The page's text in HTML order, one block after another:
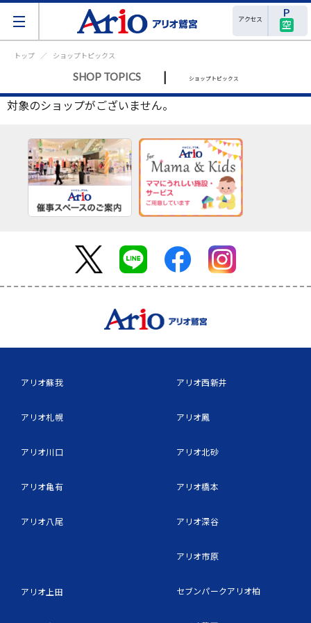
アクセス 空
トップ ショップトピックス
SHOP TOPICS | ショップトピックス
対象のショップがございません。
アリオ蘇我
アリオ札幌
アリオ川口
アリオ亀有
アリオ八尾
アリオ上田
アリオ西新井
アリオ鳳
アリオ北砂
アリオ橋本
アリオ深谷
アリオ市原
セブンパークアリオ柏